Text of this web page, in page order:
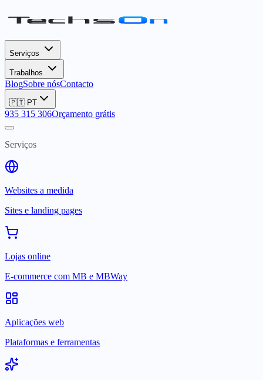
Serviços
Trabalhos
BlogSobre nósContacto
🇵🇹 PT
935 315 306Orçamento grátis
Serviços
Websites a medida
Sites e landing pages
Lojas online
E-commerce com MB e MBWay
Aplicações web
Plataformas e ferramentas